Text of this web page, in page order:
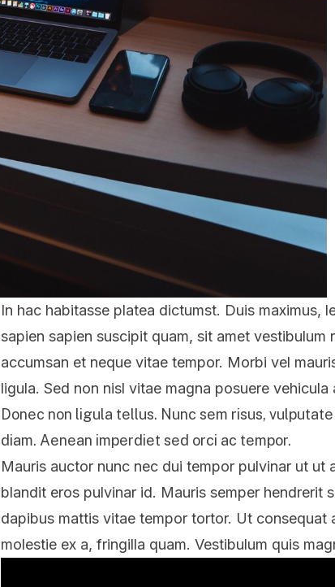
In hac habitasse platea dictumst. Duis maximus,
sapien sapien suscipit quam, sit amet vestibulum
accumsan et neque vitae tempor. Morbi vel
ligula. Sed non nisl vitae magna posuere
Donec non ligula tellus. Nunc sem risus,
diam. Aenean imperdiet sed orci ac tempor.
Mauris auctor nunc nec dui tempor pulvinar ut ut
blandit eros pulvinar id. Mauris semper hendrerit
dapibus mattis vitae tempor tortor. Ut consequat
molestie ex a, fringilla quam. Vestibulum quis